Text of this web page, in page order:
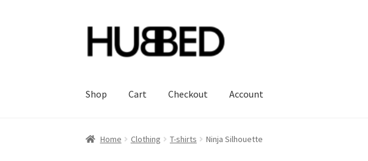
to
to
Shop Cart Checkout Account
Home Account Blog Cart Checkout Orders
Home Clothing T-shirts Ninja Silhouette